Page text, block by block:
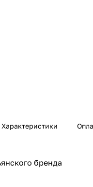
Характеристики
бренда